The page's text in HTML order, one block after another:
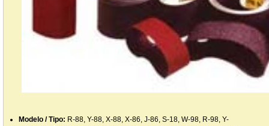
Modelo / Tipo: R-88, Y-88, X-88, X-86, J-86, S-18, W-98, R-98, Y-